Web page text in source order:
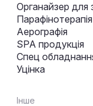
Органайзер для
Парафінотерапія
Аерографія
SPA продукція
Спец
Уцінка
Інше